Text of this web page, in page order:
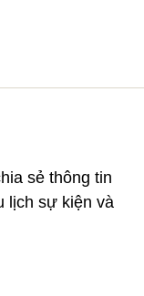
sẻ thông tin
lịch sự kiện và